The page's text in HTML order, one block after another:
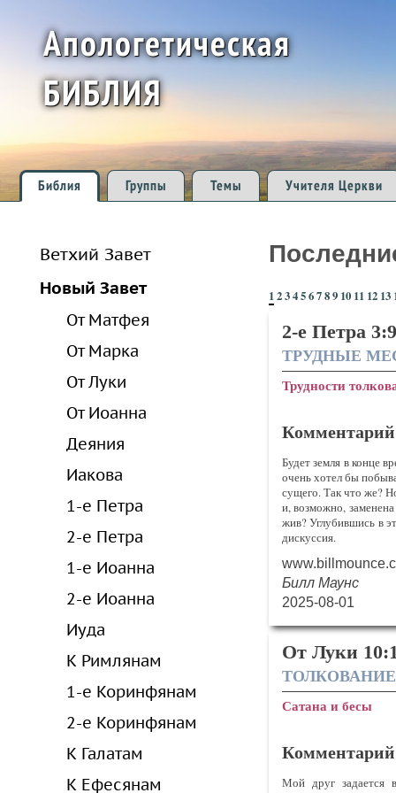
Апологетическая
БИБЛИЯ
Библия Группы Темы Учителя Церкви
Ветхий Завет
Новый Завет
От Матфея
От Марка
От Луки
От Иоанна
Деяния
Иакова
1-е Петра
2-е Петра
1-е Иоанна
2-е Иоанна
Иуда
К Римлянам
1-е Коринфянам
2-е Коринфянам
К Галатам
К Ефесянам
123456789 10 11 12 13
2-е Петра
ТРУДНЫЕ
Трудности
Будет земля в конце
очень хотел бы
сущего. Так что же?
и, возможно,
жив? Углубившись в
дискуссия.
Во 2 Петра 3:9–12
прейдут
дела на ней сгорят
святой жизни и
воспламененные
Словарь BDAG в
концу и потому
варианты «прейдут»
(παρελεύσονται), но
«открыто,
ней будет найдено
Билл Маунс
2025-08-01
От Луки
Сатана и бесы
Мой друг задается